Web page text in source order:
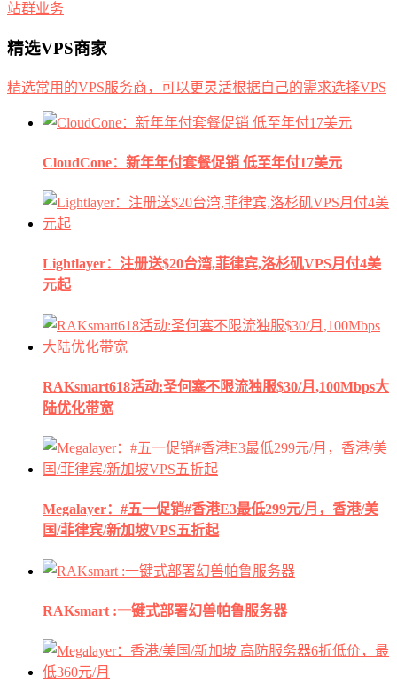
站群业务
精选VPS商家
精选常用的VPS服务商，可以更灵活根据自己的需求选择VPS
CloudCone：新年年付套餐促销 低至年付17美元
Lightlayer：注册送$20台湾,菲律宾,洛杉矶VPS月付4美
元起
RAKsmart618活动:圣何塞不限流独服$30/月,100Mbps大
陆优化带宽
Megalayer：#五一促销#香港E3最低299元/月，香港/美
国/菲律宾/新加坡VPS五折起
RAKsmart :一键式部署幻兽帕鲁服务器